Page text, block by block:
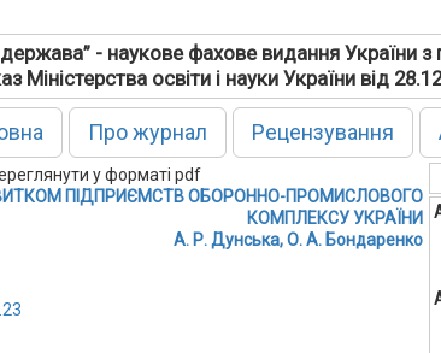
- наукове фахове видання України з
Міністерства освіти і науки України від
Про журнал Рецензування
ПІДПРИЄМСТВ ОБОРОННО-ПРОМИСЛОВОГО
КОМПЛЕКСУ УКРАЇНИ
А. Р. Дунська, О. А. Бондаренко